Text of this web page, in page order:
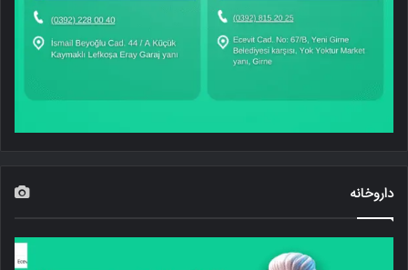
داروخانه